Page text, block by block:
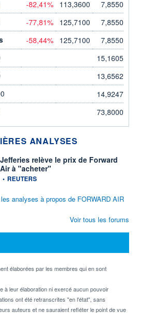
-82,41% 113,3600
7,8550
-77,81% 125,7100
7,8550
-58,44% 125,7100
7,8550
15,1605
13,6562
14,9247
73,8000
ANALYSES
Jefferies relève le prix de Forward
Air à "acheter"
information fournie par
• REUTERS
analyses à propos de FORWARD AIR
élaborées par les membres qui en sont
à leur élaboration ni exercé aucun pouvoir
ont été retranscrites "en l'état", sans
auteurs et ne sauraient refléter le point de vue
Voir tous les forums